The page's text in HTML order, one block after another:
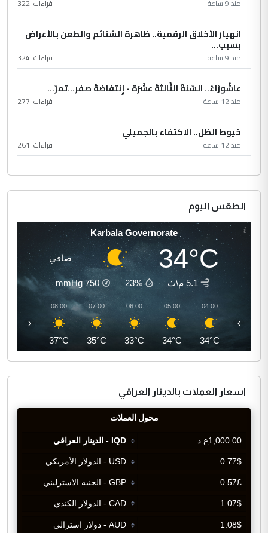
منذ 9 ساعة قراءات :322
انهيار الأخلاق الرقمية.. ظاهرة الشتائم والطعن بالأعراض
بسبب...
منذ 9 ساعة قراءات :324
عاشُورْاءُ.. السّنَةُ الثّالثةَ عشَرَة - إِنتفاضةُ صفَر…تمرّ...
منذ 12 ساعة قراءات :277
خيوط الظل.. الاكتفاء بالجميلي
منذ 12 ساعة قراءات :261
الطقس اليوم
Karbala Governorate
34°C صافي
5.1 م\ث 23%
750
mmHg
04:00
34°C
05:00
34°C
06:00
33°C
07:00
35°C
08:00
37°C
‹ ›
اسعار العملات بالدينار العراقي